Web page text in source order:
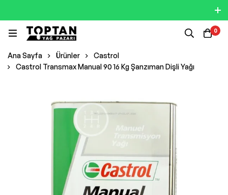
0
Ana Sayfa Ürünler
Castrol
Castrol Transmax Manual 90 16 Kg Şanzıman Dişli Yağı